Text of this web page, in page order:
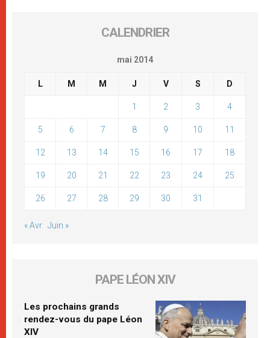
CALENDRIER
mai 2014
L M M J V S D
1 2 3 4
5 6 7 8 9 10 11
12 13 14 15 16 17 18
19 20 21 22 23 24 25
26 27 28 29 30 31
« Avr Juin »
PAPE LÉON XIV
Les prochains grands
rendez-vous du pape Léon
XIV